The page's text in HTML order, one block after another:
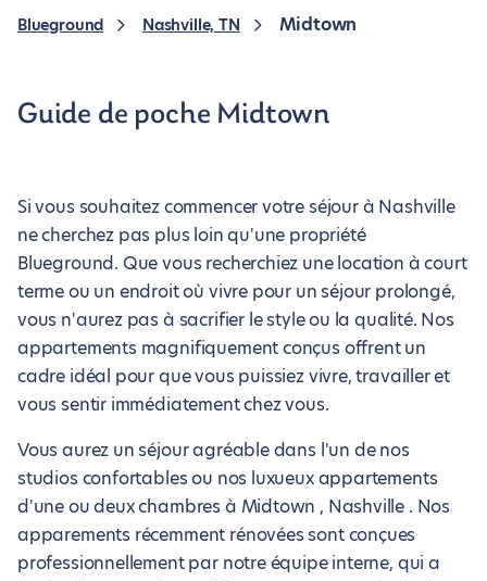
Blueground Nashville, TN Midtown
Guide de poche Midtown
Si vous souhaitez commencer votre séjour à Nashville
ne cherchez pas plus loin qu'une propriété
Blueground. Que vous recherchiez une location à court
terme ou un endroit où vivre pour un séjour prolongé,
vous n'aurez pas à sacrifier le style ou la qualité. Nos
appartements magnifiquement conçus offrent un
cadre idéal pour que vous puissiez vivre, travailler et
vous sentir immédiatement chez vous.
Vous aurez un séjour agréable dans l'un de nos
studios confortables ou nos luxueux appartements
d'une ou deux chambres à Midtown , Nashville . Nos
apparements récemment rénovées sont conçues
professionnellement par notre équipe interne, qui a